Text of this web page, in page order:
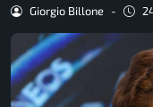
Giorgio Billone -